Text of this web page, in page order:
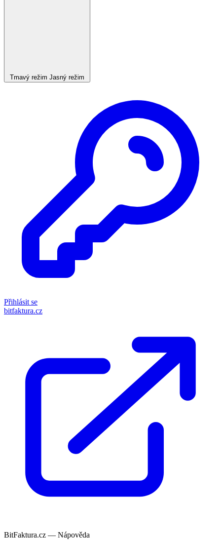
Tmavý režim Jasný režim
Přihlásit se
bitfaktura.cz
BitFaktura.cz — Nápověda